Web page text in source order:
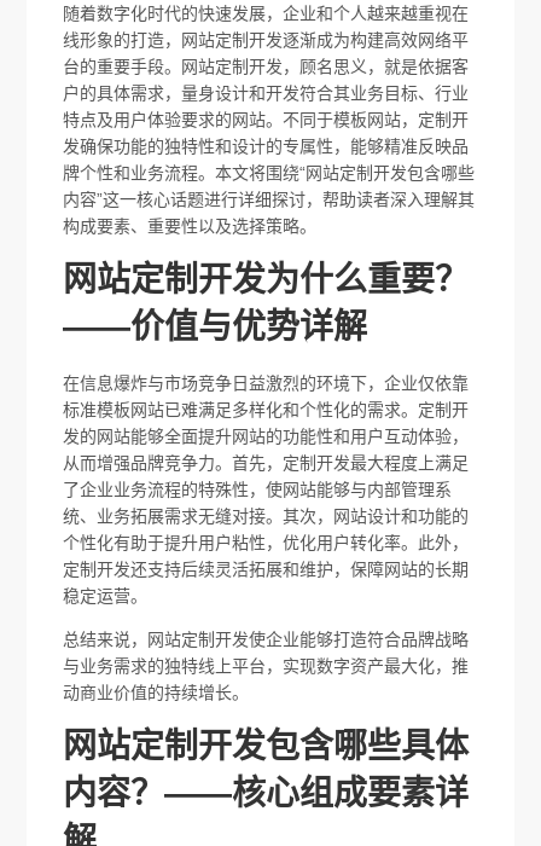
随着数字化时代的快速发展，企业和个人越来越重视在
线形象的打造，网站定制开发逐渐成为构建高效网络平
台的重要手段。网站定制开发，顾名思义，就是依据客
户的具体需求，量身设计和开发符合其业务目标、行业
特点及用户体验要求的网站。不同于模板网站，定制开
发确保功能的独特性和设计的专属性，能够精准反映品
牌个性和业务流程。本文将围绕“网站定制开发包含哪些
内容”这一核心话题进行详细探讨，帮助读者深入理解其
构成要素、重要性以及选择策略。
网站定制开发为什么重要？
——价值与优势详解
在信息爆炸与市场竞争日益激烈的环境下，企业仅依靠
标准模板网站已难满足多样化和个性化的需求。定制开
发的网站能够全面提升网站的功能性和用户互动体验，
从而增强品牌竞争力。首先，定制开发最大程度上满足
了企业业务流程的特殊性，使网站能够与内部管理系
统、业务拓展需求无缝对接。其次，网站设计和功能的
个性化有助于提升用户粘性，优化用户转化率。此外，
定制开发还支持后续灵活拓展和维护，保障网站的长期
稳定运营。
总结来说，网站定制开发使企业能够打造符合品牌战略
与业务需求的独特线上平台，实现数字资产最大化，推
动商业价值的持续增长。
网站定制开发包含哪些具体
内容？——核心组成要素详